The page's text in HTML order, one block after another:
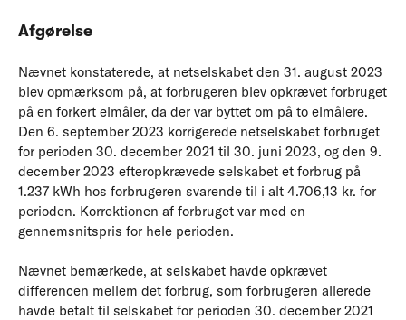
Afgørelse
Nævnet konstaterede, at netselskabet den 31. august 2023
blev opmærksom på, at forbrugeren blev opkrævet forbruget
på en forkert elmåler, da der var byttet om på to elmålere.
Den 6. september 2023 korrigerede netselskabet forbruget
for perioden 30. december 2021 til 30. juni 2023, og den 9.
december 2023 efteropkrævede selskabet et forbrug på
1.237 kWh hos forbrugeren svarende til i alt 4.706,13 kr. for
perioden. Korrektionen af forbruget var med en
gennemsnitspris for hele perioden.
Nævnet bemærkede, at selskabet havde opkrævet
differencen mellem det forbrug, som forbrugeren allerede
havde betalt til selskabet for perioden 30. december 2021